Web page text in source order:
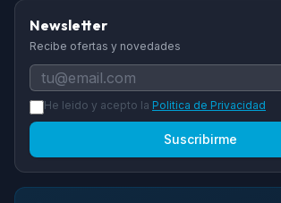
Newsletter
Recibe ofertas y novedades
He leido y acepto la Politica de Privacidad
Suscribirme